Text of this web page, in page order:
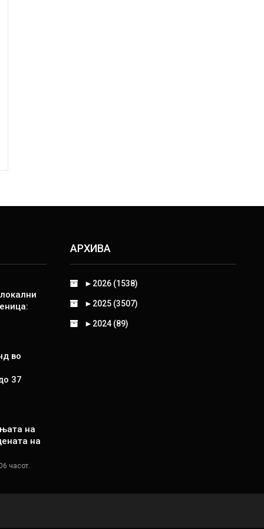
во
37
на
на
часот.
АРХИВА
► 2026 (1538)
► 2025 (3507)
► 2024 (89)